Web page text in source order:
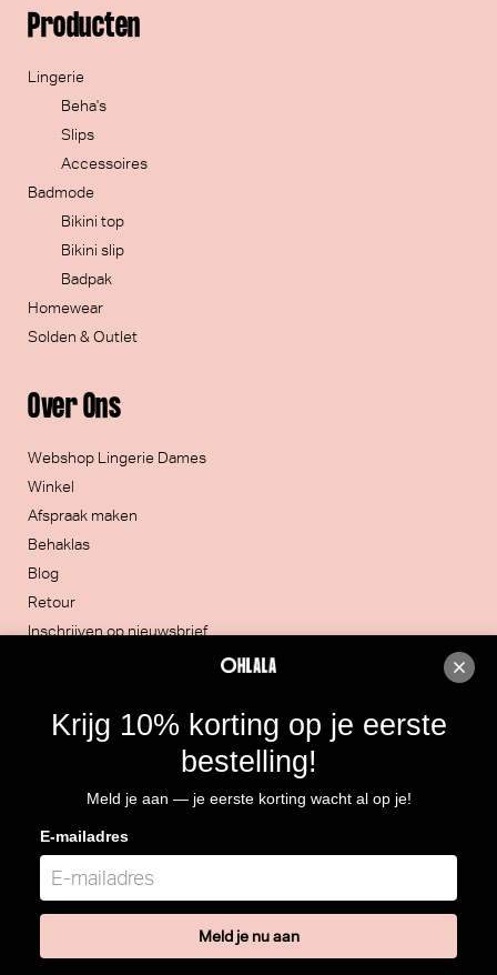
Over Ons
Webshop Lingerie Dames
Winkel
Afspraak maken
Behaklas
Blog
Retour
Inschrijven op nieuwsbrief
Producten
Lingerie
Beha's
Slips
Accessoires
Badmode
Bikini top
Bikini slip
Badpak
Homewear
Solden & Outlet
051/30.32.20
Routebeschrijving
BTW: BE 0466.964.928
Krijg 10% korting op je eerste
bestelling!
Meld je aan — je eerste korting wacht al op je!
E-mailadres
Meld je nu aan